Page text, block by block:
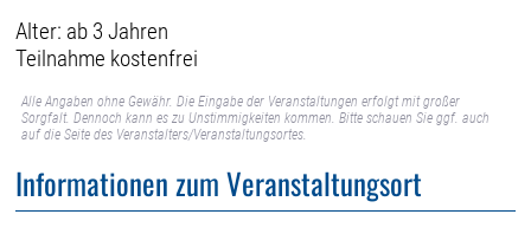
Alter: ab 3 Jahren
Teilnahme kostenfrei
Alle Angaben ohne Gewähr. Die Eingabe der Veranstaltungen erfolgt mit großer
Sorgfalt. Dennoch kann es zu Unstimmigkeiten kommen. Bitte schauen Sie ggf. auch
auf die Seite des Veranstalters/Veranstaltungsortes.
Informationen zum Veranstaltungsort